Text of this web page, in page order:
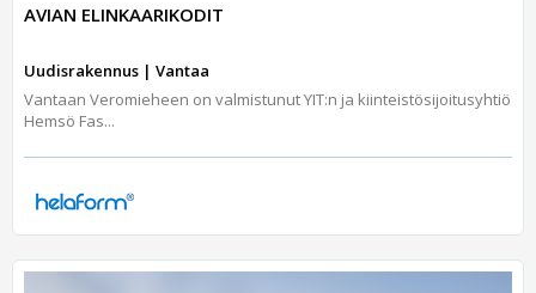
AVIAN ELINKAARIKODIT
Uudisrakennus | Vantaa
Vantaan Veromieheen on valmistunut YIT:n ja kiinteistösijoitusyhtiö
Hemsö Fas...